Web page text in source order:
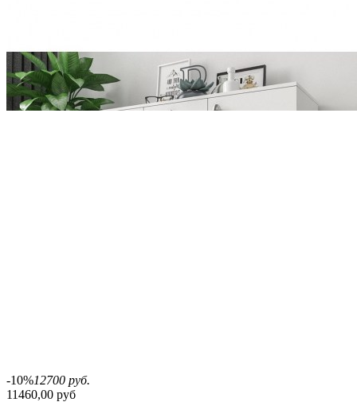
-10%12700 руб.
11460,00 руб